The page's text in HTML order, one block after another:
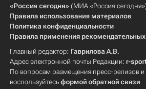
«Россия сегодня» (МИА «Россия
Правила использования материалов
Политика конфиденциальности
Правила применения рекомендательных
Главный редактор: Гаврилова А.В.
Адрес электронной почты Редакции: r-
По вопросам размещения пресс-релизов
воспользуйтесьформой обратной связи